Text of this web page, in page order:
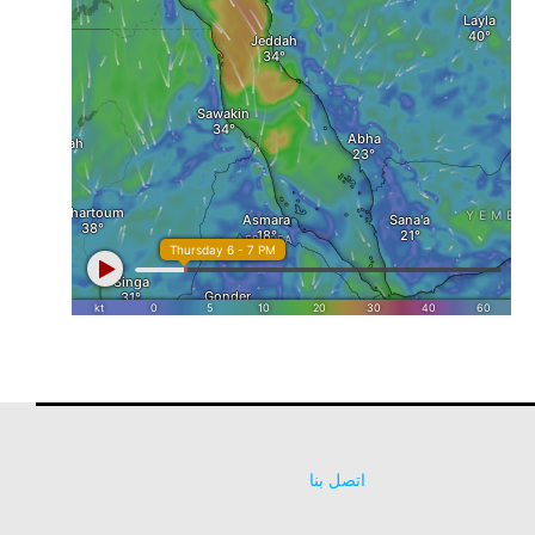
اتصل بنا